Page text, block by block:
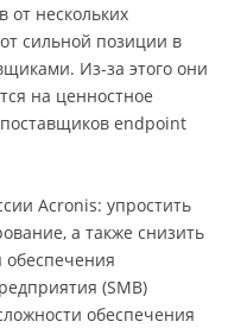
от нескольких
сильной позиции в
Из-за этого они
на ценностное
endpoint
Acronis: упростить
а также снизить
(SMB)
обеспечения